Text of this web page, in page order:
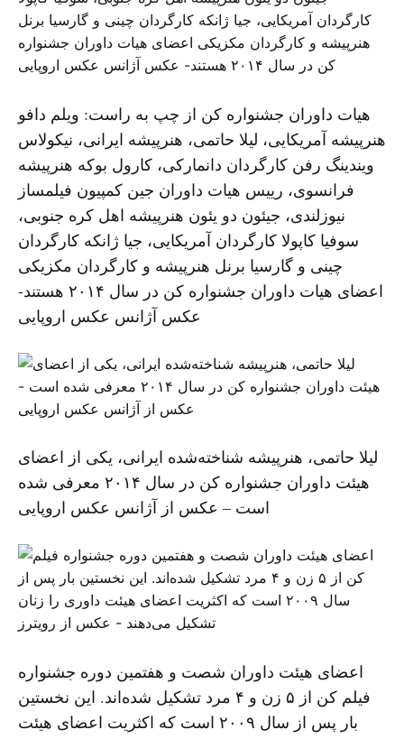
هیات داوران جشنواره کن از چپ به راست: ویلم دافو
هنرپیشه آمریکایی، لیلا حاتمی، هنرپیشه ایرانی، نیکولاس
ویندینگ رفن کارگردان دانمارکی، کارول بوکه هنرپیشه
فرانسوی، رییس هیات داوران جین کمپیون فیلمساز
نیوزلندی، جیئون دو یئون هنرپیشه اهل کره جنوبی،
سوفیا کاپولا‌ کارگردان آمریکایی، جیا ژانکه کارگردان
چینی و گارسیا برنل هنرپیشه و کارگردان مکزیکی
اعضای هیات داوران جشنواره کن در سال ۲۰۱۴ هستند-
عکس آژانس عکس اروپایی
لیلا حاتمی، هنرپیشه شناخته‌شده ایرانی، یکی از اعضای
هیئت داوران جشنواره کن در سال ۲۰۱۴ معرفی شده
است – عکس از آژانس عکس اروپایی
اعضای هیئت داوران شصت و هفتمین دوره جشنواره
فیلم کن از ۵ زن و ۴ مرد تشکیل شده‌اند. این نخستین
بار پس از سال ۲۰۰۹ است که اکثریت اعضای هیئت